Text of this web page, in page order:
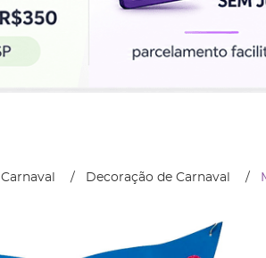
Carnaval Decoração de Carnaval